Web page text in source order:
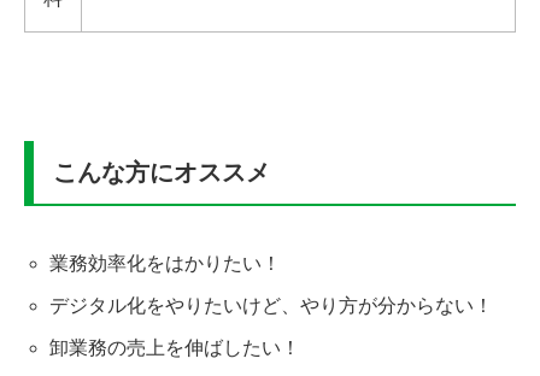
こんな方にオススメ
業務効率化をはかりたい！
デジタル化をやりたいけど、やり方が分からない！
卸業務の売上を伸ばしたい！